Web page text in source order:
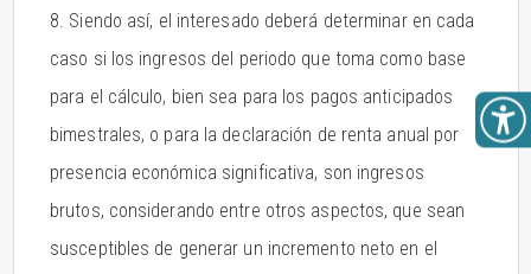
8. Siendo así, el interesado deberá determinar en cada
caso si los ingresos del periodo que toma como base
para el cálculo, bien sea para los pagos anticipados
bimestrales, o para la declaración de renta anual por
presencia económica significativa, son ingresos
brutos, considerando entre otros aspectos, que sean
susceptibles de generar un incremento neto en el